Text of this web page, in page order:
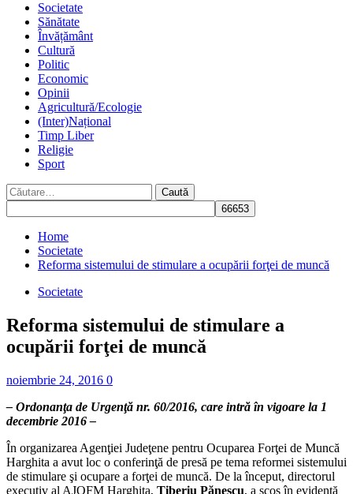
Societate
Sănătate
Învățământ
Cultură
Politic
Economic
Opinii
Agricultură/Ecologie
(Inter)Național
Timp Liber
Religie
Sport
Caută
după:
Home
Societate
Reforma sistemului de stimulare a ocupării forţei de muncă
Societate
Reforma sistemului de stimulare a
ocupării forţei de muncă
noiembrie 24, 2016 0
– Ordonanţa de Urgenţă nr. 60/2016, care intră în vigoare la 1
decembrie 2016 –
În organizarea Agenţiei Judeţene pentru Ocuparea Forţei de Muncă
Harghita a avut loc o conferinţă de presă pe tema reformei sistemului
de stimulare şi ocupare a forţei de muncă. De la început, directorul
executiv al AJOFM Harghita, Tiberiu Pănescu, a scos în evidenţă